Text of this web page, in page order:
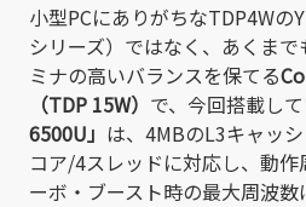
小型PCにありがちなTDP4Wの
シリーズ）ではなく、あくま
ミナの高いバランスを保てる
（TDP 15W） で、今回搭載し
6500U」 は、4MBのL3キャッ
コア/4スレッドに対応し、動作
ーボ・ブースト時の最大周波数